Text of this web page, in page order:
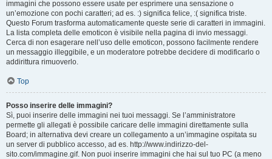
immagini che possono essere usate per esprimere una sensazione o
un’emozione con pochi caratteri; ad es. :) significa felice, :( significa triste.
Questo Forum trasforma automaticamente queste serie di caratteri in immagini.
La lista completa delle emoticon è visibile nella pagina di invio messaggi.
Cerca di non esagerare nell’uso delle emoticon, possono facilmente rendere
un messaggio illeggibile, e un moderatore potrebbe decidere di modificarlo o
addirittura rimuoverlo.
Top
Posso inserire delle immagini?
Sì, puoi inserire delle immagini nei tuoi messaggi. Se l’amministratore
permette gli allegati è possibile caricare delle immagini direttamente sulla
Board; in alternativa devi creare un collegamento a un’immagine ospitata su
un server di pubblico accesso, ad es. http://www.indirizzo-del-
sito.com/immagine.gif. Non puoi inserire immagini che hai sul tuo PC (a meno